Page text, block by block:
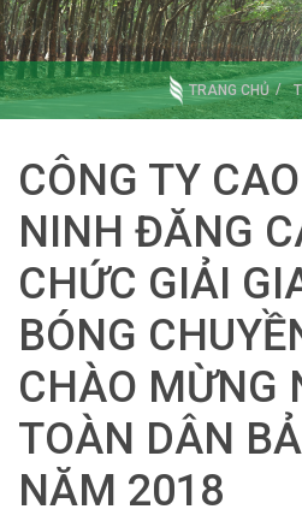
TRANG CHỦ
CÔNG TY
NINH ĐĂNG
CHỨC GIẢI
BÓNG
CHÀO MỪNG
TOÀN DÂN
NĂM 2018